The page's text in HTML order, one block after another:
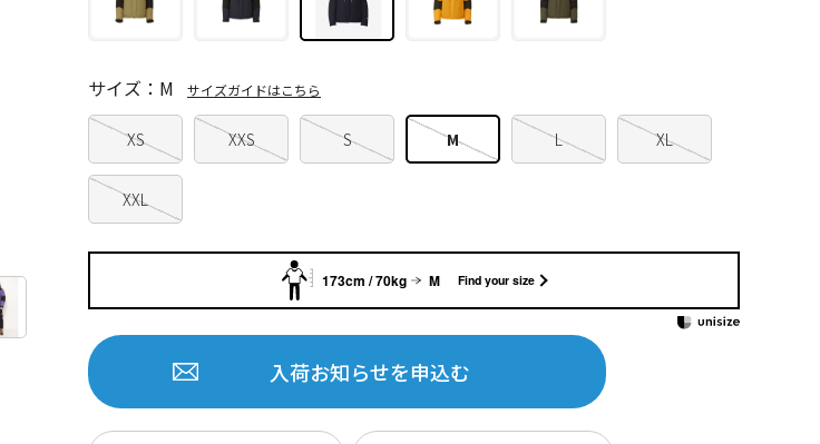
XS XXS S M L XL
XXL
サイズ：M サイズガイドはこちら
入荷お知らせを申込む
173cm / 70kg M Find your size